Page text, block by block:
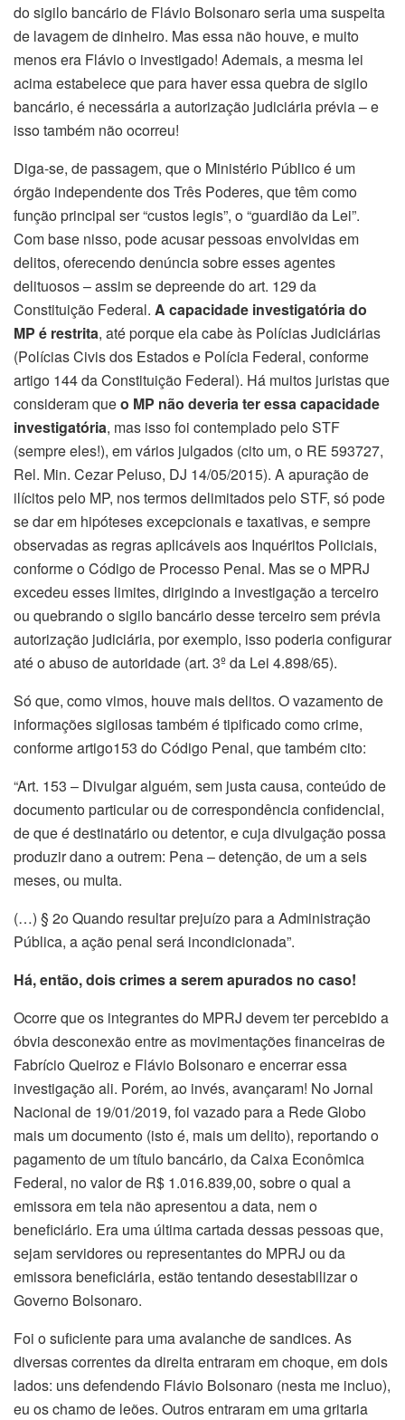
do sigilo bancário de Flávio Bolsonaro seria uma suspeita
de lavagem de dinheiro. Mas essa não houve, e muito
menos era Flávio o investigado! Ademais, a mesma lei
acima estabelece que para haver essa quebra de sigilo
bancário, é necessária a autorização judiciária prévia – e
isso também não ocorreu!
Diga-se, de passagem, que o Ministério Público é um
órgão independente dos Três Poderes, que têm como
função principal ser “custos legis”, o “guardião da Lei”.
Com base nisso, pode acusar pessoas envolvidas em
delitos, oferecendo denúncia sobre esses agentes
delituosos – assim se depreende do art. 129 da
Constituição Federal. A capacidade investigatória do
MP é restrita, até porque ela cabe às Polícias Judiciárias
(Polícias Civis dos Estados e Polícia Federal, conforme
artigo 144 da Constituição Federal). Há muitos juristas que
consideram queo MP não deveria ter essa capacidade
investigatória, mas isso foi contemplado pelo STF
(sempre eles!), em vários julgados (cito um, o RE 593727,
Rel. Min. Cezar Peluso, DJ 14/05/2015). A apuração de
ilícitos pelo MP, nos termos delimitados pelo STF, só pode
se dar em hipóteses excepcionais e taxativas, e sempre
observadas as regras aplicáveis aos Inquéritos Policiais,
conforme o Código de Processo Penal. Mas se o MPRJ
excedeu esses limites, dirigindo a investigação a terceiro
ou quebrando o sigilo bancário desse terceiro sem prévia
autorização judiciária, por exemplo, isso poderia configurar
até o abuso de autoridade (art. 3º da Lei 4.898/65).
Só que, como vimos, houve mais delitos. O vazamento de
informações sigilosas também é tipificado como crime,
conforme artigo153 do Código Penal, que também cito:
“Art. 153 – Divulgar alguém, sem justa causa, conteúdo de
documento particular ou de correspondência confidencial,
de que é destinatário ou detentor, e cuja divulgação possa
produzir dano a outrem: Pena – detenção, de um a seis
meses, ou multa.
(…) § 2o Quando resultar prejuízo para a Administração
Pública, a ação penal será incondicionada”.
Há, então, dois crimes a serem apurados no caso!
Ocorre que os integrantes do MPRJ devem ter percebido a
óbvia desconexão entre as movimentações financeiras de
Fabrício Queiroz e Flávio Bolsonaro e encerrar essa
investigação ali. Porém, ao invés, avançaram! No Jornal
Nacional de 19/01/2019, foi vazado para a Rede Globo
mais um documento (isto é, mais um delito), reportando o
pagamento de um título bancário, da Caixa Econômica
Federal, no valor de R$ 1.016.839,00, sobre o qual a
emissora em tela não apresentou a data, nem o
beneficiário. Era uma última cartada dessas pessoas que,
sejam servidores ou representantes do MPRJ ou da
emissora beneficiária, estão tentando desestabilizar o
Governo Bolsonaro.
Foi o suficiente para uma avalanche de sandices. As
diversas correntes da direita entraram em choque, em dois
lados: uns defendendo Flávio Bolsonaro (nesta me incluo),
eu os chamo de leões. Outros entraram em uma gritaria